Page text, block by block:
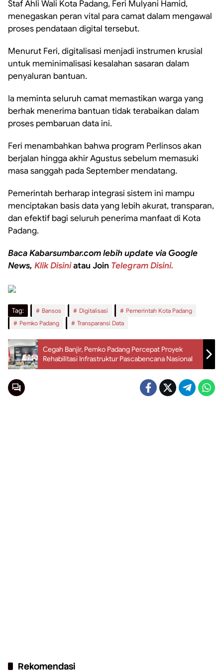
Staf Ahli Wali Kota Padang, Feri Mulyani Hamid,
menegaskan peran vital para camat dalam mengawal
proses pendataan digital tersebut.
Menurut Feri, digitalisasi menjadi instrumen krusial
untuk meminimalisasi kesalahan sasaran dalam
penyaluran bantuan.
Ia meminta seluruh camat memastikan warga yang
berhak menerima bantuan tidak terabaikan dalam
proses pembaruan data ini.
Feri menambahkan bahwa program Perlinsos akan
berjalan hingga akhir Agustus sebelum memasuki
masa sanggah pada September mendatang.
Pemerintah berharap integrasi sistem ini mampu
menciptakan basis data yang lebih akurat, transparan,
dan efektif bagi seluruh penerima manfaat di Kota
Padang.
Baca Kabarsumbar.com lebih update via Google
News, Klik Disiniatau Join Telegram Disini.
Tag: Bansos Digitalisasi
Pemerintah Kota Padang
Pemko Padang
Transparansi Data
Cegah Banjir, Pemko Padang Percepat Proyek
Rehabilitasi Infrastruktur Pascabencana Nasional
Rekomendasi